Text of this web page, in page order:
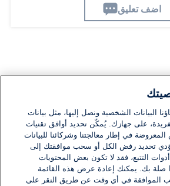
اضف تعليق
حتى الآن. كن الأول!
...
البيانات الشخصية ونصل إليها، مثل بيانات
على جهازك. يُمكّن تحديد أوافق تقنيات
في إطار معالجتنا وشركائنا للبيانات
تحديد رفض الكل أو سحب موافقتك إلى
التتبع، فقد لا تكون بعض المحتويات
ذا صلة بك. يمكنك إعادة عرض هذه القائمة
الموافقة في أي وقت عن طريق النقر على